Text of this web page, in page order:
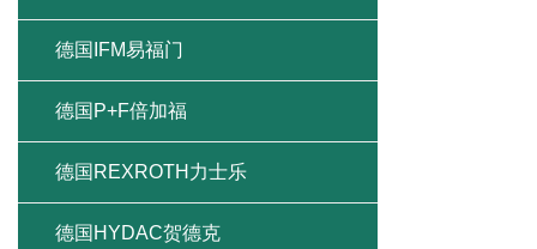
德国IFM易福门
德国P+F倍加福
德国REXROTH力士乐
德国HYDAC贺德克